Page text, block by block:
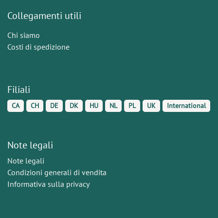
Collegamenti utili
Chi siamo
Costi di spedizione
Filiali
CA CH DE DK HU NL PL UK International
Note legali
Note legali
Condizioni generali di vendita
Informativa sulla privacy